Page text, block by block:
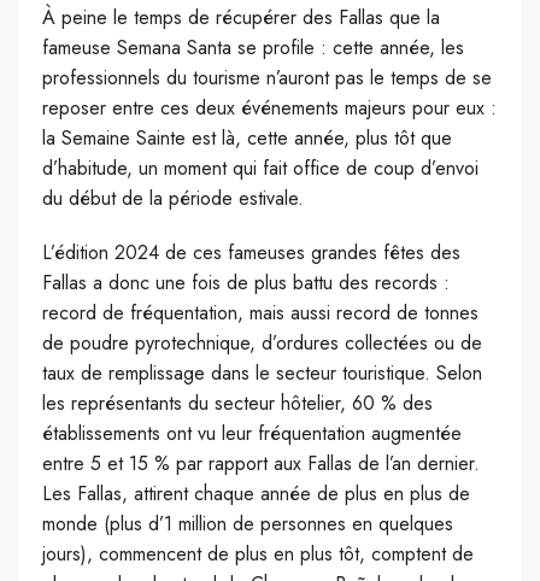
À peine le temps de récupérer des Fallas que la
fameuse Semana Santa se profile : cette année, les
professionnels du tourisme n’auront pas le temps de se
reposer entre ces deux événements majeurs pour eux :
la Semaine Sainte est là, cette année, plus tôt que
d’habitude, un moment qui fait office de coup d’envoi
du début de la période estivale.
L’édition 2024 de ces fameuses grandes fêtes des
Fallas a donc une fois de plus battu des records :
record de fréquentation, mais aussi record de tonnes
de poudre pyrotechnique, d’ordures collectées ou de
taux de remplissage dans le secteur touristique. Selon
les représentants du secteur hôtelier, 60 % des
établissements ont vu leur fréquentation augmentée
entre 5 et 15 % par rapport aux Fallas de l’an dernier.
Les Fallas, attirent chaque année de plus en plus de
monde (plus d’1 million de personnes en quelques
jours), commencent de plus en plus tôt, comptent de